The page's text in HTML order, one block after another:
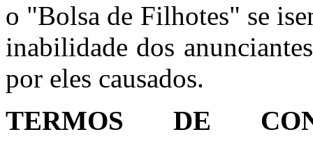
o "Bolsa de Filhotes" se
inabilidade dos
por eles causados.
TERMOS DE